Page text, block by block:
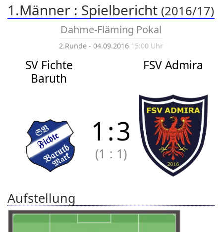
1.Männer : Spielbericht (2016/17)
Dahme-Fläming Pokal
2.Runde - 04.09.2016 15:00 Uhr
SV Fichte
Baruth
FSV Admira
1 :3
(1 : 1)
Aufstellung